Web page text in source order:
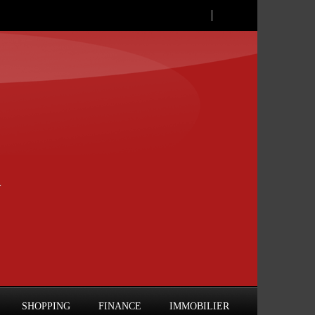
SHOPPING FINANCE IMMOBILIER